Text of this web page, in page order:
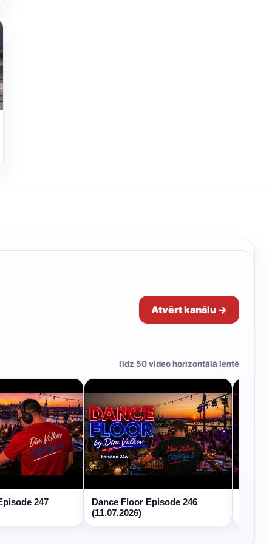
Atvērt kanālu →
līdz 50 video horizontālā lentē
247
Dance Floor Episode 246
(11.07.2026)